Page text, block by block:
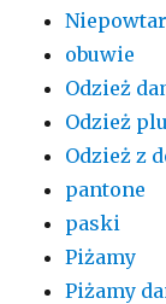
obuwie
Odzież
Odzież
Odzież z
pantone
paski
Piżamy
Piżamy